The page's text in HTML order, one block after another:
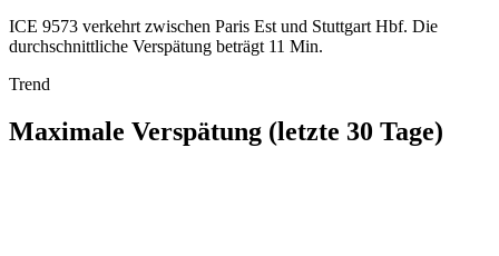
ICE 9573 verkehrt zwischen Paris Est und Stuttgart Hbf. Die
durchschnittliche Verspätung beträgt 11 Min.
Trend
Maximale Verspätung (letzte 30 Tage)